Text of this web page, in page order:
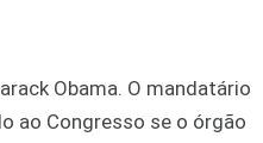
Obama. O mandatário
ao Congresso se o órgão